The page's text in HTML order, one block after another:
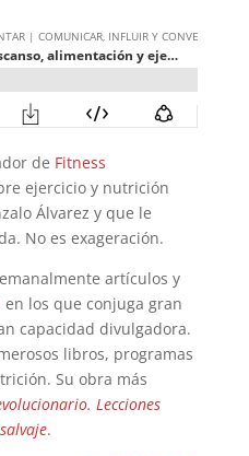
de Fitness
ejercicio y nutrición
Álvarez y que le
No es exageración.
artículos y
en los que conjuga gran
capacidad divulgadora.
libros, programas
Su obra más
Lecciones
.